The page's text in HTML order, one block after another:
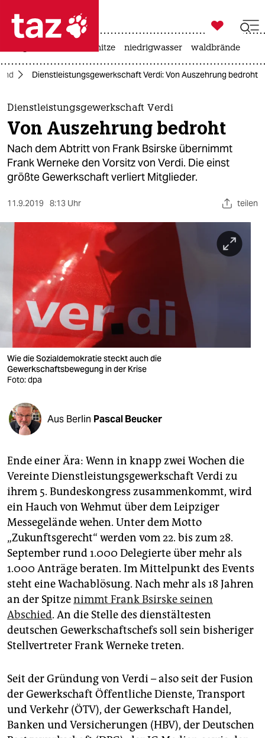
 taz zahl ich
taz zahl ich
themen
politik
öko
gesellschaft
berlin
nord
wahrheit
verlag
verlag
shop
fragen & hilfe
unterstützen
abo
genossenschaft
epaper login

taz zahl ich
hitze niedrigwasser waldbrände
Dienstleistungsgewerkschaft Verdi: Von Auszehrung bedroht
Dienstleistungsgewerkschaft Verdi
Von Auszehrung bedroht
Nach dem Abtritt von Frank Bsirske übernimmt
Frank Werneke den Vorsitz von Verdi. Die einst
größte Gewerkschaft verliert Mitglieder.
11.9.2019 8:13 Uhr teilen
Wie die Sozialdemokratie steckt auch die
Gewerkschaftsbewegung in der Krise
Foto: dpa
Aus Berlin Pascal Beucker
Ende einer Ära: Wenn in knapp zwei Wochen die
Vereinte Dienstleistungsgewerkschaft Verdi zu
ihrem 5. Bundeskongress zusammenkommt, wird
ein Hauch von Wehmut über dem Leipziger
Messegelände wehen. Unter dem Motto
„Zukunftsgerecht“ werden vom 22. bis zum 28.
September rund 1.000 Delegierte über mehr als
1.000 Anträge beraten. Im Mittelpunkt des Events
steht eine Wachablösung. Nach mehr als 18 Jahren
an der Spitzenimmt Frank Bsirske seinen
Abschied. An die Stelle des dienstältesten
deutschen Gewerkschaftschefs soll sein bisheriger
Stellvertreter Frank Werneke treten.
Seit der Gründung von Verdi – also seit der Fusion
der Gewerkschaft Öffentliche Dienste, Transport
und Verkehr (ÖTV), der Gewerkschaft Handel,
Banken und Versicherungen (HBV), der Deutschen